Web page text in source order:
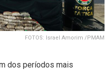
FOTOS: Israel Amorim /PMAM
dos períodos mais